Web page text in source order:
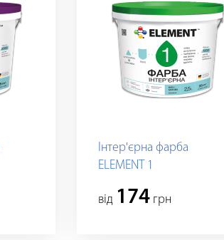
Інтер'єрна фарба
ELEMENT 1
вiд 174 грн